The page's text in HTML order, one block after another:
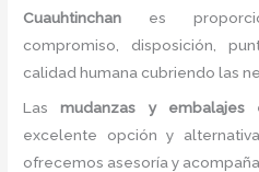
Cuauhtinchan es
compromiso, disposición,
calidad humana cubriendo las
Lasmudanzas y embalajes
excelente opción y
ofrecemos asesoría y